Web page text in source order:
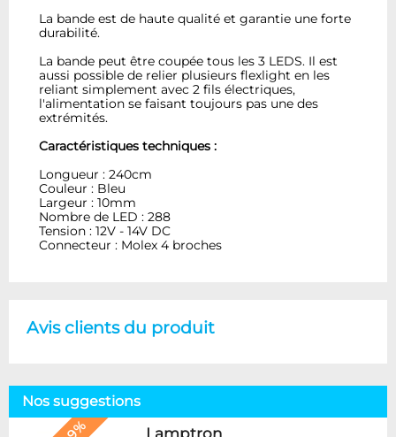
La bande est de haute qualité et garantie une forte
durabilité.
La bande peut être coupée tous les 3 LEDS. Il est
aussi possible de relier plusieurs flexlight en les
reliant simplement avec 2 fils électriques,
l'alimentation se faisant toujours pas une des
extrémités.
Caractéristiques techniques :
Longueur : 240cm
Couleur : Bleu
Largeur : 10mm
Nombre de LED : 288
Tension : 12V - 14V DC
Connecteur : Molex 4 broches
Avis clients du produit
Nos suggestions